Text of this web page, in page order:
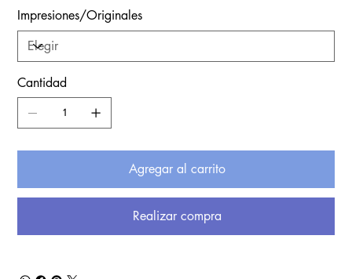
Impresiones/Originales
Cantidad
Agregar al carrito
Realizar compra